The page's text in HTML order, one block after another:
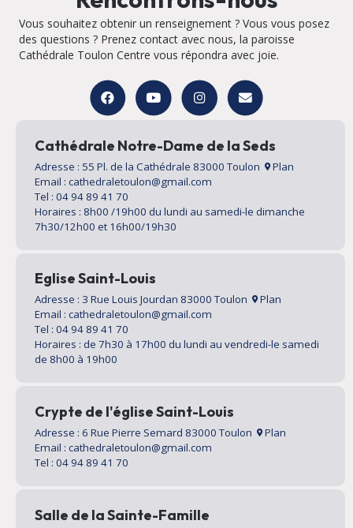
Vous souhaitez obtenir un renseignement ? Vous vous posez
des questions ? Prenez contact avec nous, la paroisse
Cathédrale Toulon Centre vous répondra avec joie.
Cathédrale Notre-Dame de la Seds
Adresse : 55 Pl. de la Cathédrale 83000 Toulon
Plan
Email : cathedraletoulon@gmail.com
Tel : 04 94 89 41 70
Horaires : 8h00 /19h00 du lundi au samedi-le dimanche
7h30/12h00 et 16h00/19h30
Eglise Saint-Louis
Adresse : 3 Rue Louis Jourdan 83000 Toulon
Plan
Email : cathedraletoulon@gmail.com
Tel : 04 94 89 41 70
Horaires : de 7h30 à 17h00 du lundi au vendredi-le samedi
de 8h00 à 19h00
Crypte de l'église Saint-Louis
Adresse : 6 Rue Pierre Semard 83000 Toulon
Plan
Email : cathedraletoulon@gmail.com
Tel : 04 94 89 41 70
Salle de la Sainte-Famille